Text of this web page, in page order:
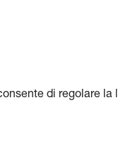
di regolare